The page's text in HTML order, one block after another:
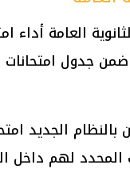
بالثانوية العامة
جدول امتحانات
الجديد
المحدد لهم داخل